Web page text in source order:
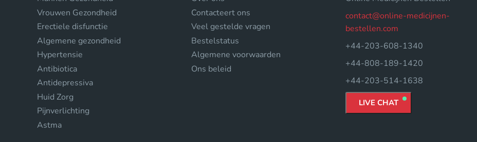
Vrouwen Gezondheid
Erectiele disfunctie
Algemene gezondheid
Hypertensie
Antibiotica
Antidepressiva
Huid Zorg
Pijnverlichting
Astma
Contacteert ons
Veel gestelde vragen
Bestelstatus
Algemene voorwaarden
Ons beleid
contact@online-medicijnen-
bestellen.com
+44-203-608-1340
+44-808-189-1420
+44-203-514-1638
LIVE CHAT